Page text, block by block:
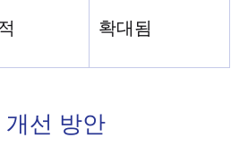
확대됨
선 방안